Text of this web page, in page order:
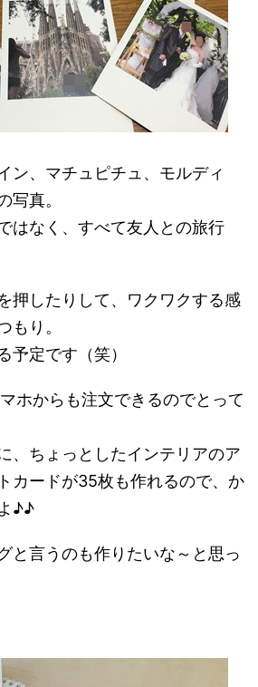
ン、マチュピチュ、モルディ
写真。
はなく、すべて友人との旅行
押したりして、ワクワクする感
もり。
予定です（笑）
ホからも注文できるのでとって
、ちょっとしたインテリアのア
カードが35枚も作れるので、か
♪♪
と言うのも作りたいな～と思っ